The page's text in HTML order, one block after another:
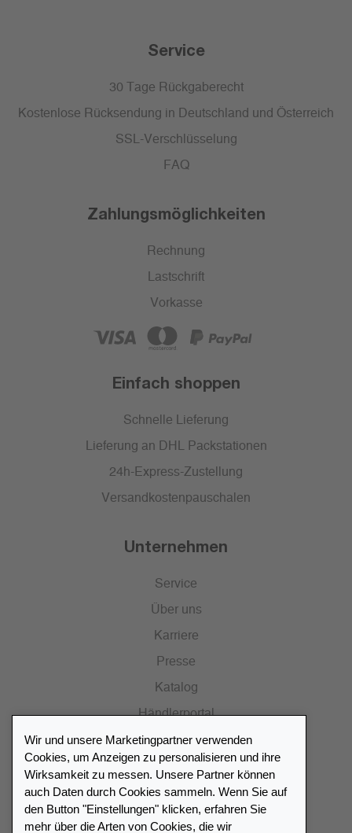
Service
30 Tage Rückgaberecht
Kostenlose Rücksendung in Deutschland und Österreich
SSL-Verschlüsselung
FAQ
Zahlungsmöglichkeiten
Rechnung
Lastschrift
Vorkasse
Einfach shoppen
Schnelle Lieferung
Lieferung an DHL Packstationen
24h-Express-Zustellung
Versandkostenpauschalen
Unternehmen
Service
Über uns
Karriere
Presse
Katalog
Händlerportal
Händlerverzeichnis
Wir und unsere Marketingpartner verwenden
Cookies, um Anzeigen zu personalisieren und ihre
Wirksamkeit zu messen. Unsere Partner können
auch Daten durch Cookies sammeln. Wenn Sie auf
den Button "Einstellungen" klicken, erfahren Sie
mehr über die Arten von Cookies, die wir